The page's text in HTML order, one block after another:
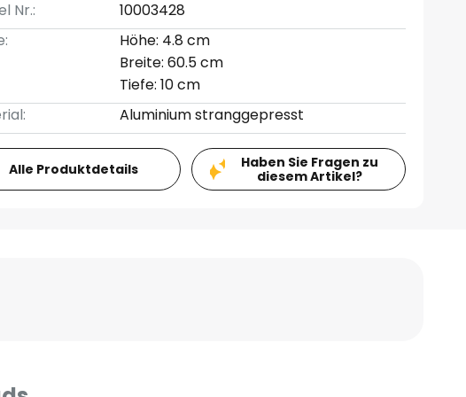
Nr.:
10003428
Höhe: 4.8 cm
Breite: 60.5 cm
Tiefe: 10 cm
Aluminium stranggepresst
Alle Produktdetails
Haben Sie Fragen zu
diesem Artikel?